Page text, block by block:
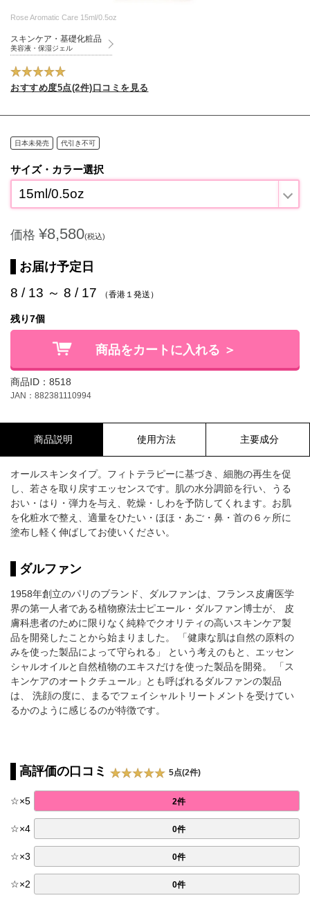
Rose Aromatic Care 15ml/0.5oz
スキンケア・基礎化粧品
美容液・保湿ジェル
おすすめ度5点(2件)口コミを見る
日本未発売 代引き不可
サイズ・カラー選択
15ml/0.5oz
価格 ¥8,580(税込)
お届け予定日
8 / 13 ～ 8 / 17 （香港１発送）
残り7個
商品をカートに入れる ＞
商品ID：8518
JAN：882381110994
商品説明 使用方法 主要成分
オールスキンタイプ。フィトテラピーに基づき、細胞の再生を促
し、若さを取り戻すエッセンスです。肌の水分調節を行い、うる
おい・はり・弾力を与え、乾燥・しわを予防してくれます。お肌
を化粧水で整え、適量をひたい・ほほ・あご・鼻・首の６ヶ所に
塗布し軽く伸ばしてお使いください。
ダルファン
1958年創立のパリのブランド、ダルファンは、フランス皮膚医学
界の第一人者である植物療法士ピエール・ダルファン博士が、 皮
膚科患者のために限りなく純粋でクオリティの高いスキンケア製
品を開発したことから始まりました。 「健康な肌は自然の原料の
みを使った製品によって守られる」 という考えのもと、エッセン
シャルオイルと自然植物のエキスだけを使った製品を開発。 「ス
キンケアのオートクチュール」とも呼ばれるダルファンの製品
は、 洗顔の度に、まるでフェイシャルトリートメントを受けてい
るかのように感じるのが特徴です。
高評価の口コミ 5点(2件)
☆×5 2件
☆×4 0件
☆×3 0件
☆×2 0件